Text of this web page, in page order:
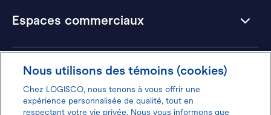
Espaces commerciaux
Hôtels
Nous utilisons des témoins (cookies)
Chez LOGISCO, nous tenons à vous offrir une
expérience personnalisée de qualité, tout en
respectant votre vie privée. Nous vous informons que